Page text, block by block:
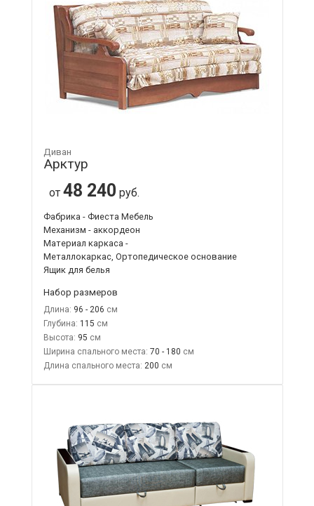
Диван
Арктур
от 48 240 руб.
Фабрика - Фиеста Мебель
Механизм - аккордеон
Материал каркаса -
Металлокаркас, Ортопедическое основание
Ящик для белья
Набор размеров
Длина: 96 - 206
Глубина: 115
Высота: 95
Ширина спального места: 70 - 180
Длина спального места: 200